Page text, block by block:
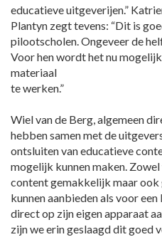
educatieve uitgeverijen.”
Plantyn zegt tevens: “Dit is
pilootscholen. Ongeveer de
Voor hen wordt het nu
materiaal
te werken.”
Wiel van de Berg, algemeen
hebben samen met de
ontsluiten van educatieve
mogelijk kunnen maken.
content gemakkelijk maar
kunnen aanbieden als voor
direct op zijn eigen apparaat
zijn we erin geslaagd dit goed